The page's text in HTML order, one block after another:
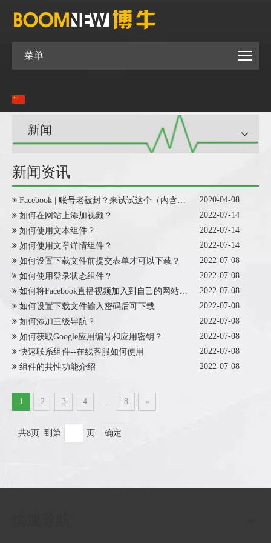
菜单
新闻
新闻资讯
Facebook | 账号老被封？来试试这个（内含科学上网工具及防封手册）
2020-04-08
如何在网站上添加视频？
2022-07-14
如何使用文本组件？
2022-07-14
如何使用文章详情组件？
2022-07-14
如何设置下载文件前提交表单才可以下载？
2022-07-08
如何使用登录状态组件？
2022-07-08
如何将Facebook直播视频加入到自己的网站上？
2022-07-08
如何设置下载文件输入密码后可下载
2022-07-08
如何添加三级导航？
2022-07-08
如何获取Google应用编号和应用密钥？
2022-07-08
快速联系组件--在线客服如何使用
2022-07-08
组件的共性功能介绍
2022-07-08
1 2 3 4 ... 8 »
共8页 到第 页 确定